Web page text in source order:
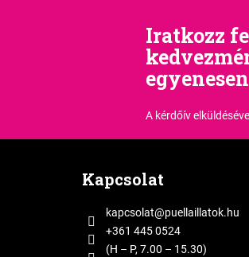
Iratkozz
A kérdőív
Kapcsolat
kapcsolat@puellaillatok.hu
+361 445 0524
(H – P, 7.00 – 15.30)